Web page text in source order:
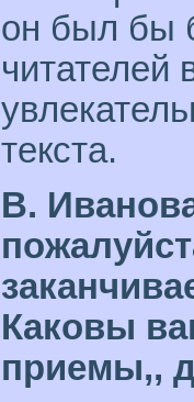
он был бы
читателей
текста.
В.
Каковы
приемы,,